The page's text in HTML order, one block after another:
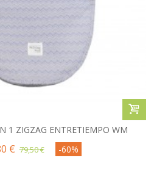
1 ZIGZAG ENTRETIEMPO WM
€ 79,50 € -60%